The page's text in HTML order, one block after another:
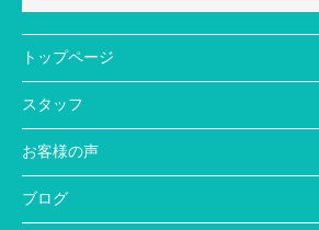
トップページ
スタッフ
お客様の声
ブログ